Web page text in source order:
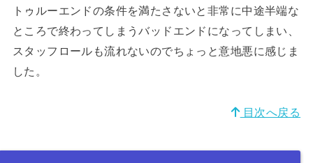
トゥルーエンドの条件を満たさないと非常に中途半端な
ところで終わってしまうバッドエンドになってしまい、
スタッフロールも流れないのでちょっと意地悪に感じま
した。
目次へ戻る